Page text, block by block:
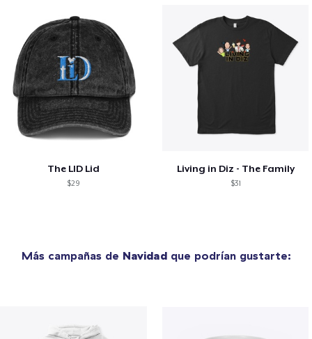
The LID Lid
$29
Living in Diz - The Family
$31
Más campañas de Navidadque podrían gustarte: